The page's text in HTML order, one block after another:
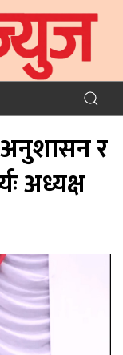
अनुशासन र
अध्यक्ष